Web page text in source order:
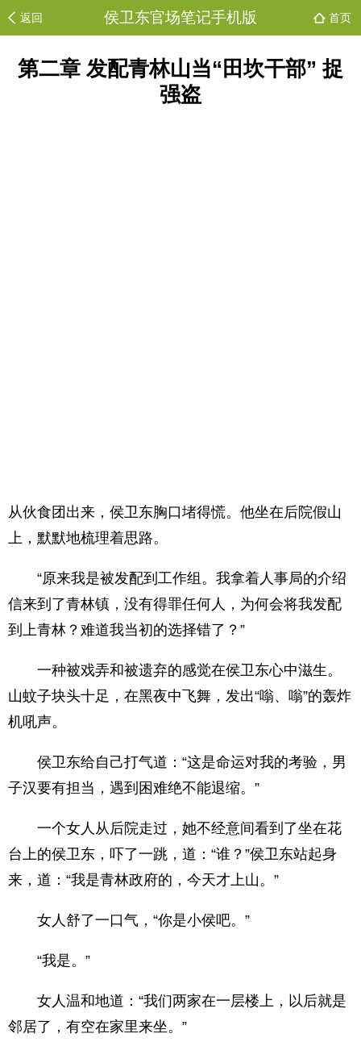
返回 侯卫东官场笔记手机版 首页
第二章 发配青林山当“田坎干部” 捉
强盗
从伙食团出来，侯卫东胸口堵得慌。他坐在后院假山
上，默默地梳理着思路。
“原来我是被发配到工作组。我拿着人事局的介绍
信来到了青林镇，没有得罪任何人，为何会将我发配
到上青林？难道我当初的选择错了？”
一种被戏弄和被遗弃的感觉在侯卫东心中滋生。
山蚊子块头十足，在黑夜中飞舞，发出“嗡、嗡”的轰炸
机吼声。
侯卫东给自己打气道：“这是命运对我的考验，男
子汉要有担当，遇到困难绝不能退缩。”
一个女人从后院走过，她不经意间看到了坐在花
台上的侯卫东，吓了一跳，道：“谁？”侯卫东站起身
来，道：“我是青林政府的，今天才上山。”
女人舒了一口气，“你是小侯吧。”
“我是。”
女人温和地道：“我们两家在一层楼上，以后就是
邻居了，有空在家里来坐。”